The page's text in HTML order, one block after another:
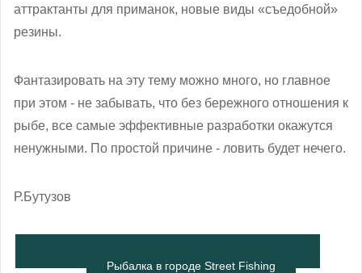
аттрактанты для приманок, новые виды «съедобной»
резины.
Фантазировать на эту тему можно много, но главное
при этом - не забывать, что без бережного отношения к
рыбе, все самые эффективные разработки окажутся
ненужными. По простой причине - ловить будет нечего.
Р.Бутузов
Рыбалка в городе Street Fishing